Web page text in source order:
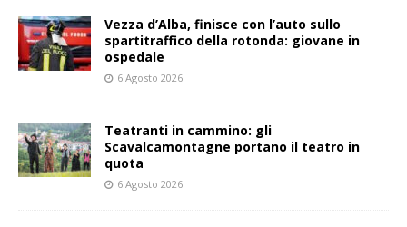
Vezza d’Alba, finisce con l’auto sullo
spartitraffico della rotonda: giovane in
ospedale
6 Agosto 2026
Teatranti in cammino: gli
Scavalcamontagne portano il teatro in
quota
6 Agosto 2026